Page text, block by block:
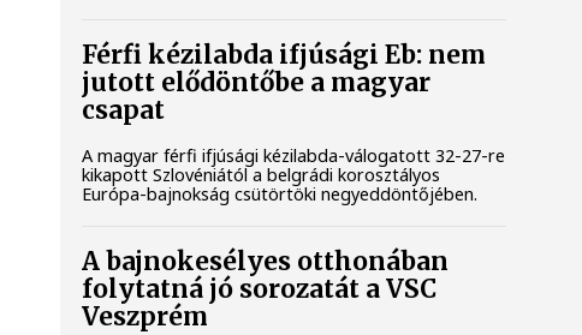
Férfi kézilabda ifjúsági Eb: nem
jutott elődöntőbe a magyar
csapat
A magyar férfi ifjúsági kézilabda-válogatott 32-27-re
kikapott Szlovéniától a belgrádi korosztályos
Európa-bajnokság csütörtöki negyeddöntőjében.
A bajnokesélyes otthonában
folytatná jó sorozatát a VSC
Veszprém